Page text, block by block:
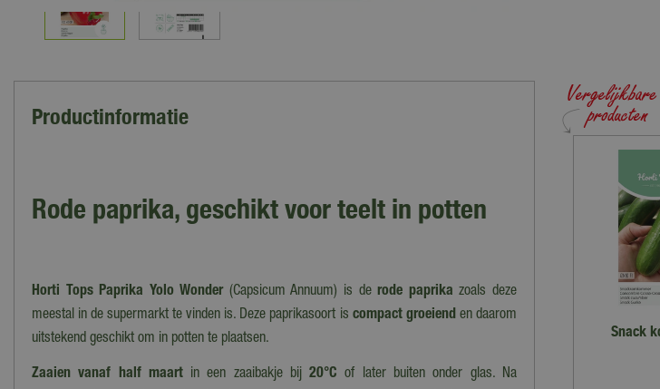
Productinformatie
Rode paprika, geschikt voor teelt in potten
Horti Tops Paprika Yolo Wonder (Capsicum Annuum) is derode paprikazoals deze
meestal in de supermarkt te vinden is. Deze paprikasoort is compact groeiend en daarom
uitstekend geschikt om in potten te plaatsen.
Zaaien vanaf half maartin een zaaibakje bij20°C of later buiten onder glas. Na
Snack